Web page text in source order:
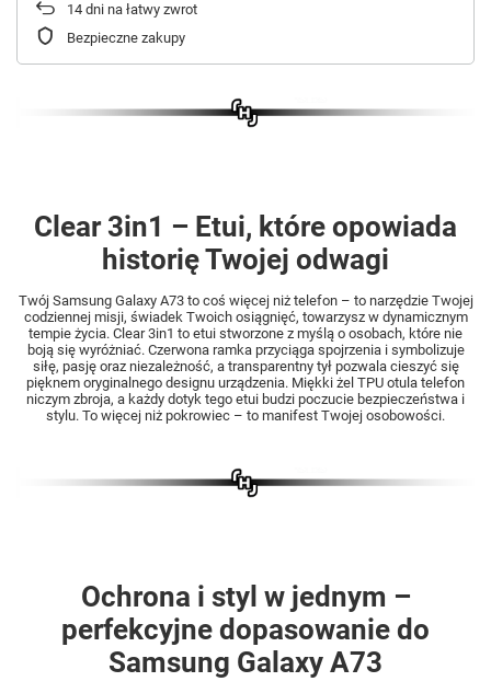
14 dni na łatwy zwrot
Bezpieczne zakupy
Clear 3in1 – Etui, które opowiada
historię Twojej odwagi
Twój Samsung Galaxy A73 to coś więcej niż telefon – to narzędzie Twojej
codziennej misji, świadek Twoich osiągnięć, towarzysz w dynamicznym
tempie życia. Clear 3in1 to etui stworzone z myślą o osobach, które nie
boją się wyróżniać. Czerwona ramka przyciąga spojrzenia i symbolizuje
siłę, pasję oraz niezależność, a transparentny tył pozwala cieszyć się
pięknem oryginalnego designu urządzenia. Miękki żel TPU otula telefon
niczym zbroja, a każdy dotyk tego etui budzi poczucie bezpieczeństwa i
stylu. To więcej niż pokrowiec – to manifest Twojej osobowości.
Ochrona i styl w jednym –
perfekcyjne dopasowanie do
Samsung Galaxy A73